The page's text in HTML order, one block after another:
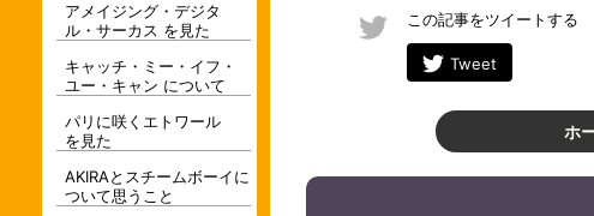
この記事をツイートする
Tweet
ホ
アメイジング・デジタ
ル・サーカス を見た
キャッチ・ミー・イフ・
ユー・キャン について
パリに咲くエトワール
を見た
AKIRAとスチームボーイに
ついて思うこと